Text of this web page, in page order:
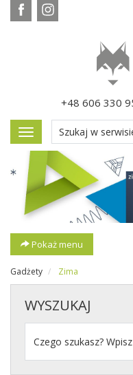
+48 606 330
Pokaż
menu
Pokaż menu
Gadżety Zima
WYSZUKAJ